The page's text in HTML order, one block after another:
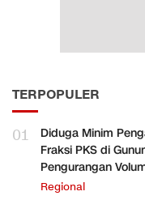
TERPOPULER
01
Diduga Minim
Fraksi PKS di
Pengurangan
Regional